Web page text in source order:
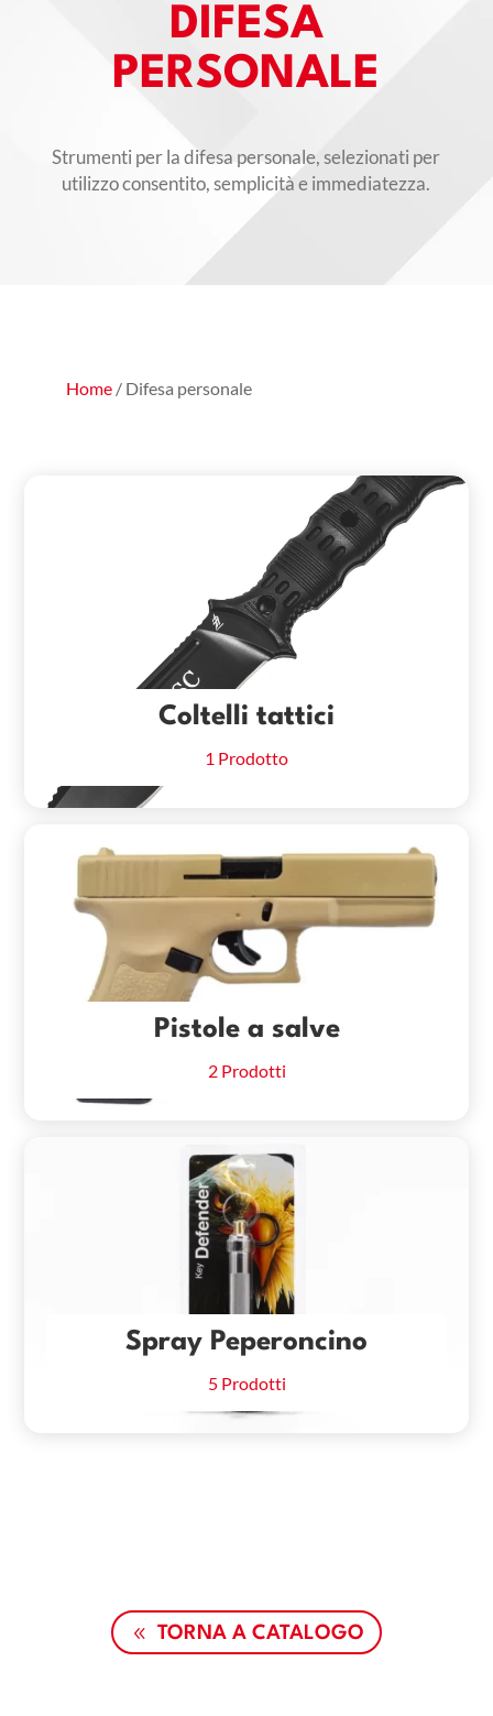
DIFESA
PERSONALE
Strumenti per la difesa personale, selezionati per
utilizzo consentito, semplicità e immediatezza.
Home/ Difesa personale
Coltelli tattici
1 Prodotto
Pistole a salve
2 Prodotti
Spray Peperoncino
5 Prodotti
TORNA A CATALOGO